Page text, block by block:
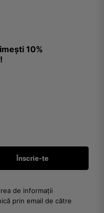
10%
de informații
prin email de către